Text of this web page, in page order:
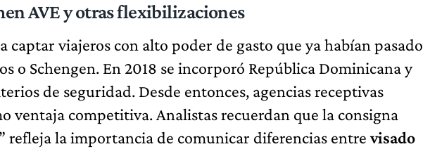
AVE y otras flexibilizaciones
captar viajeros con alto poder de gasto que ya habían pasado
o Schengen. En 2018 se incorporó República Dominicana y
de seguridad. Desde entonces, agencias receptivas
ventaja competitiva. Analistas recuerdan que la consigna
” refleja la importancia de comunicar diferencias entrevisado